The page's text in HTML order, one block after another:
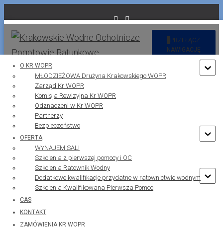
PRZEŁĄCZ
NAWIGACJĘ
O KR WOPR
MŁODZIEŻOWA Drużyna Krakowskiego WOPR
Zarząd Kr WOPR
Komisja Rewizyjna Kr WOPR
Odznaczeni w Kr WOPR
Partnerzy
Bezpieczeństwo
OFERTA
WYNAJEM SALI
Szkolenia z pierwszej pomocy i OC
Szkolenia Ratownik Wodny
Dodatkowe kwalifikacje przydatne w ratownictwie wodnym
Szkolenia Kwalifikowana Pierwsza Pomoc
CAS
KONTAKT
ZAMÓWIENIA KR WOPR
Projekt integracja społeczna i
zawodowa osób z
niepełnosprawnościami
Opublikowano przezMartiw dniu22 maja 2026
Krakowskie Wodne Ochotnicze Pogotowie Ratunkowe realizuje